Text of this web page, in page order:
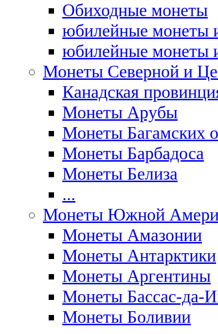
Обиходные монеты
юбилейные монеты
юбилейные монеты
Монеты Северной и
Канадская
Монеты Арубы
Монеты Багамских
Монеты Барбадоса
Монеты Белиза
...
Монеты Южной
Монеты Амазонии
Монеты Антарктики
Монеты Аргентины
Монеты Бассас-да-
Монеты Боливии